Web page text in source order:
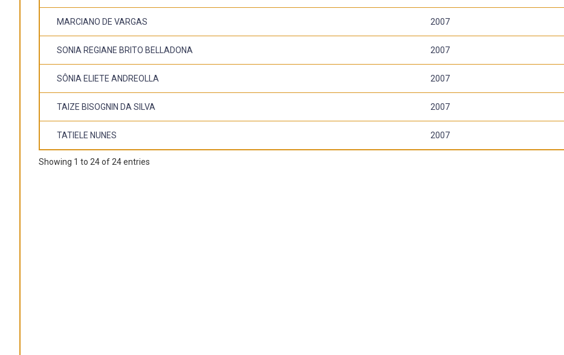
MARCIANO DE VARGAS 2007
SONIA REGIANE BRITO BELLADONA 2007
SÔNIA ELIETE ANDREOLLA 2007
TAIZE BISOGNIN DA SILVA 2007
TATIELE NUNES 2007
Showing 1 to 24 of 24 entries